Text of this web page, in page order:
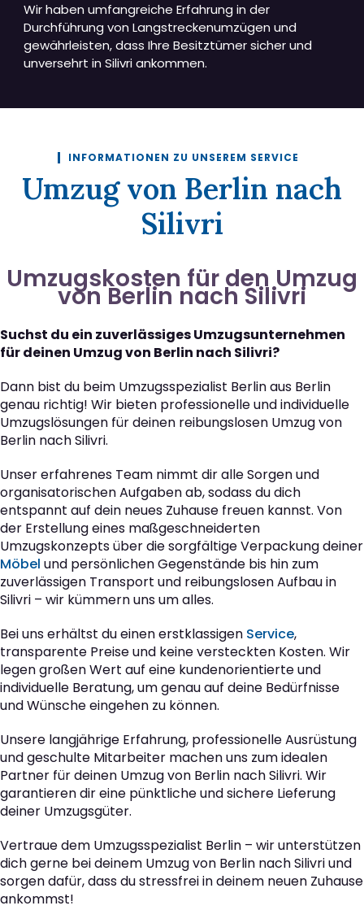
Wir haben umfangreiche Erfahrung in der
Durchführung von Langstreckenumzügen und
gewährleisten, dass Ihre Besitztümer sicher und
unversehrt in Silivri ankommen.
INFORMATIONEN ZU UNSEREM SERVICE
Umzug von Berlin nach
Silivri
Umzugskosten für den Umzug
von Berlin nach Silivri
Suchst du ein zuverlässiges Umzugsunternehmen
für deinen Umzug von Berlin nach Silivri?
Dann bist du beim Umzugsspezialist Berlin aus Berlin
genau richtig! Wir bieten professionelle und individuelle
Umzugslösungen für deinen reibungslosen Umzug von
Berlin nach Silivri.
Unser erfahrenes Team nimmt dir alle Sorgen und
organisatorischen Aufgaben ab, sodass du dich
entspannt auf dein neues Zuhause freuen kannst. Von
der Erstellung eines maßgeschneiderten
Umzugskonzepts über die sorgfältige Verpackung deiner
Möbel und persönlichen Gegenstände bis hin zum
zuverlässigen Transport und reibungslosen Aufbau in
Silivri – wir kümmern uns um alles.
Bei uns erhältst du einen erstklassigen Service,
transparente Preise und keine versteckten Kosten. Wir
legen großen Wert auf eine kundenorientierte und
individuelle Beratung, um genau auf deine Bedürfnisse
und Wünsche eingehen zu können.
Unsere langjährige Erfahrung, professionelle Ausrüstung
und geschulte Mitarbeiter machen uns zum idealen
Partner für deinen Umzug von Berlin nach Silivri. Wir
garantieren dir eine pünktliche und sichere Lieferung
deiner Umzugsgüter.
Vertraue dem Umzugsspezialist Berlin – wir unterstützen
dich gerne bei deinem Umzug von Berlin nach Silivri und
sorgen dafür, dass du stressfrei in deinem neuen Zuhause
ankommst!